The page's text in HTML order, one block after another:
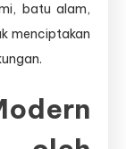
batu alam,
menciptakan